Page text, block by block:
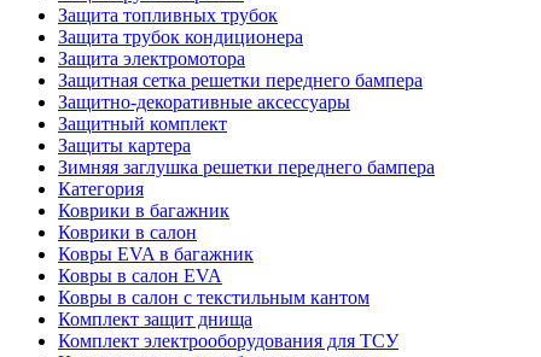
Защита топливных трубок
Защита трубок кондиционера
Защита электромотора
Защитная сетка решетки переднего бампера
Защитно-декоративные аксессуары
Защитный комплект
Защиты картера
Зимняя заглушка решетки переднего бампера
Категория
Коврики в багажник
Коврики в салон
Ковры EVA в багажник
Ковры в салон EVA
Ковры в салон с текстильным кантом
Комплект защит днища
Комплект электрооборудования для ТСУ